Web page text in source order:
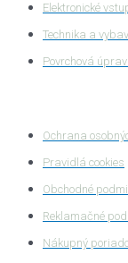
Elektronické
Technika a
Povrchová
Ochrana
Pravidlá cookies
Obchodné
Reklamačné
Nákupný